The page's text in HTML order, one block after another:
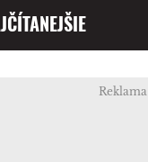
Reklama